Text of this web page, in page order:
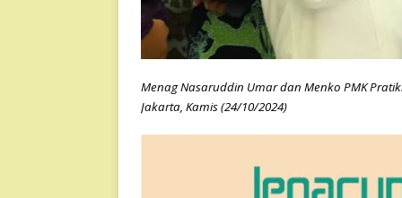
Menag Nasaruddin Umar dan Menko PMK
Jakarta, Kamis (24/10/2024)